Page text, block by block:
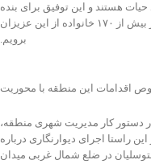
قید حیات هستند و این توفیق برای بنده
و همکارانم میسر شد که در طی ۲۶ ماه به دیدار بیش از ۱۷۰ خانواده از این عزیزان
برویم.
اقدامات این منطقه با محوریت
دستور کار مدیریت شهری منطقه،
راستا اجرای دیوارنگاری درباره
در ضلع شمال غربی میدان